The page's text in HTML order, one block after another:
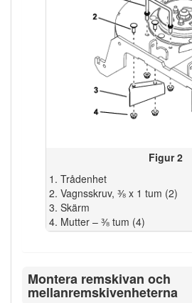
Figur 2
Trådenhet
Vagnsskruv, ⅜ x 1 tum (2)
Skärm
Mutter – ⅜ tum (4)
Montera remskivan och
mellanremskivenheterna